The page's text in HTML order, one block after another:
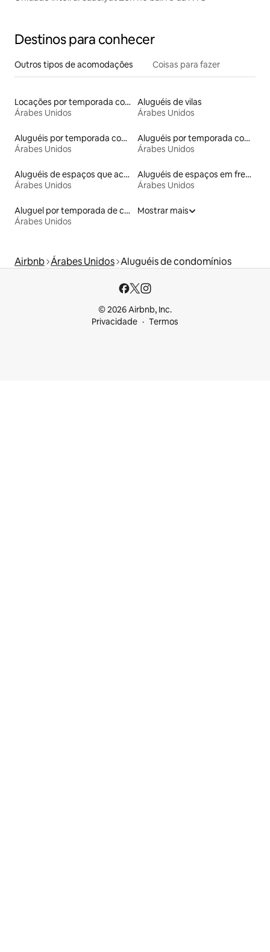
Destinos para conhecer
Outros tipos de acomodações Coisas para fazer
Locações por temporada com piscina
Árabes Unidos
Aluguéis de vilas
Árabes Unidos
Aluguéis por temporada com cama de altura acessível
Árabes Unidos
Aluguéis por temporada com banheira de hidromassagem
Árabes Unidos
Aluguéis de espaços que aceitam animais de estimação
Árabes Unidos
Aluguéis de espaços em frente à praia
Árabes Unidos
Aluguel por temporada de casas de veraneio
Árabes Unidos
Mostrar mais
Airbnb Árabes Unidos Aluguéis de condomínios
© 2026 Airbnb, Inc.
Privacidade
Termos